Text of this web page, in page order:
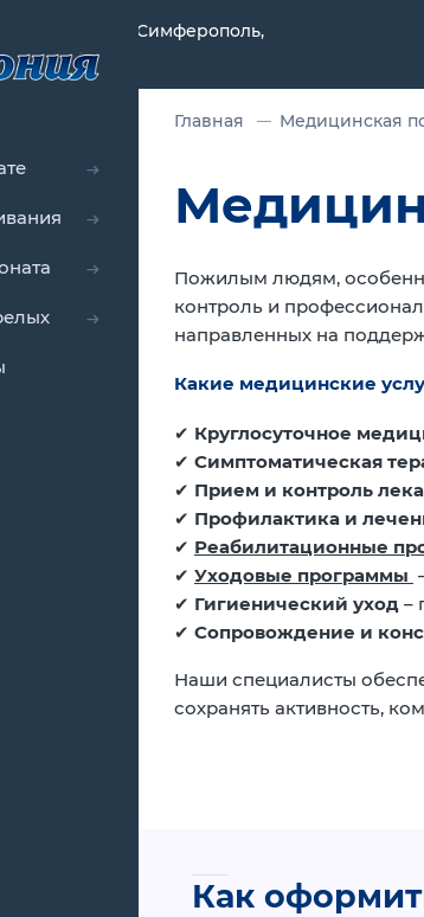
Крым, Симферополь,
Главная Медицинская
Пожилым людям,
контроль и
направленных на
Какие медицинские
✔ Круглосуточное
✔ Симптоматическая
✔ Прием и контроль
✔ Профилактика и
✔ Реабилитационные
✔ Уходовые программы
✔ Гигиенический уход –
✔ Сопровождение и
Наши специалисты
сохранять активность,
Как